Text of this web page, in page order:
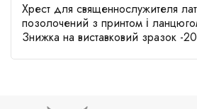
Хрест для священнослужителя
позолочений з принтом і
Знижка на виставковий зразок -